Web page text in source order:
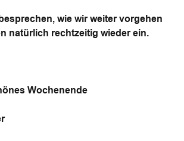
wie wir weiter vorgehen
natürlich rechtzeitig wieder ein.
Wochenende